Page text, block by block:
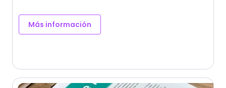
Más información